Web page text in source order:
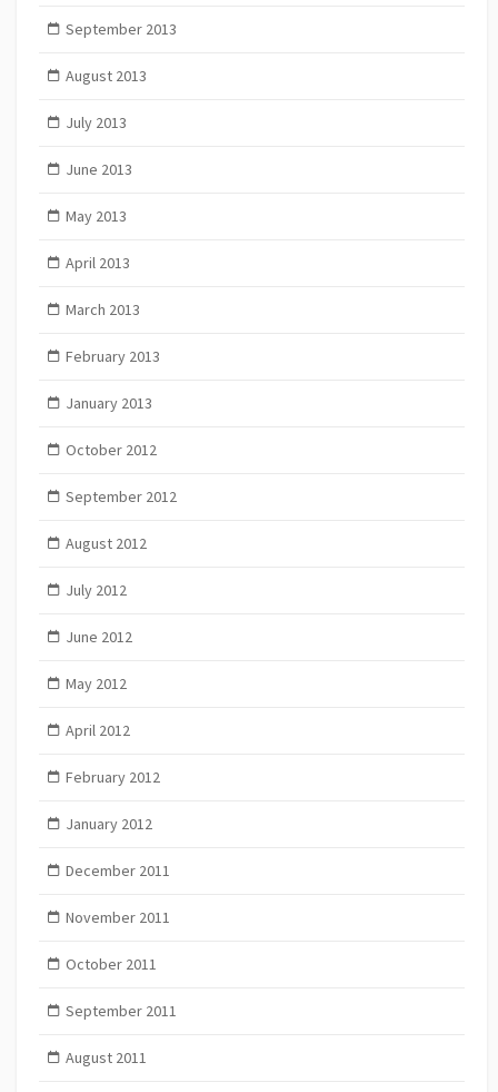
September 2013
August 2013
July 2013
June 2013
May 2013
April 2013
March 2013
February 2013
January 2013
October 2012
September 2012
August 2012
July 2012
June 2012
May 2012
April 2012
February 2012
January 2012
December 2011
November 2011
October 2011
September 2011
August 2011